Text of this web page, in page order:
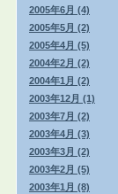
2005年6月 (4)
2005年5月 (2)
2005年4月 (5)
2004年2月 (2)
2004年1月 (2)
2003年12月 (1)
2003年7月 (2)
2003年4月 (3)
2003年3月 (2)
2003年2月 (5)
2003年1月 (8)